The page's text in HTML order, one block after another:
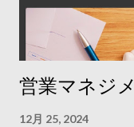
動と言ったときには
多いと思います。 こ
客に、新しい価値の
できる製品・サービス
営業マネジ
12月 25, 2024